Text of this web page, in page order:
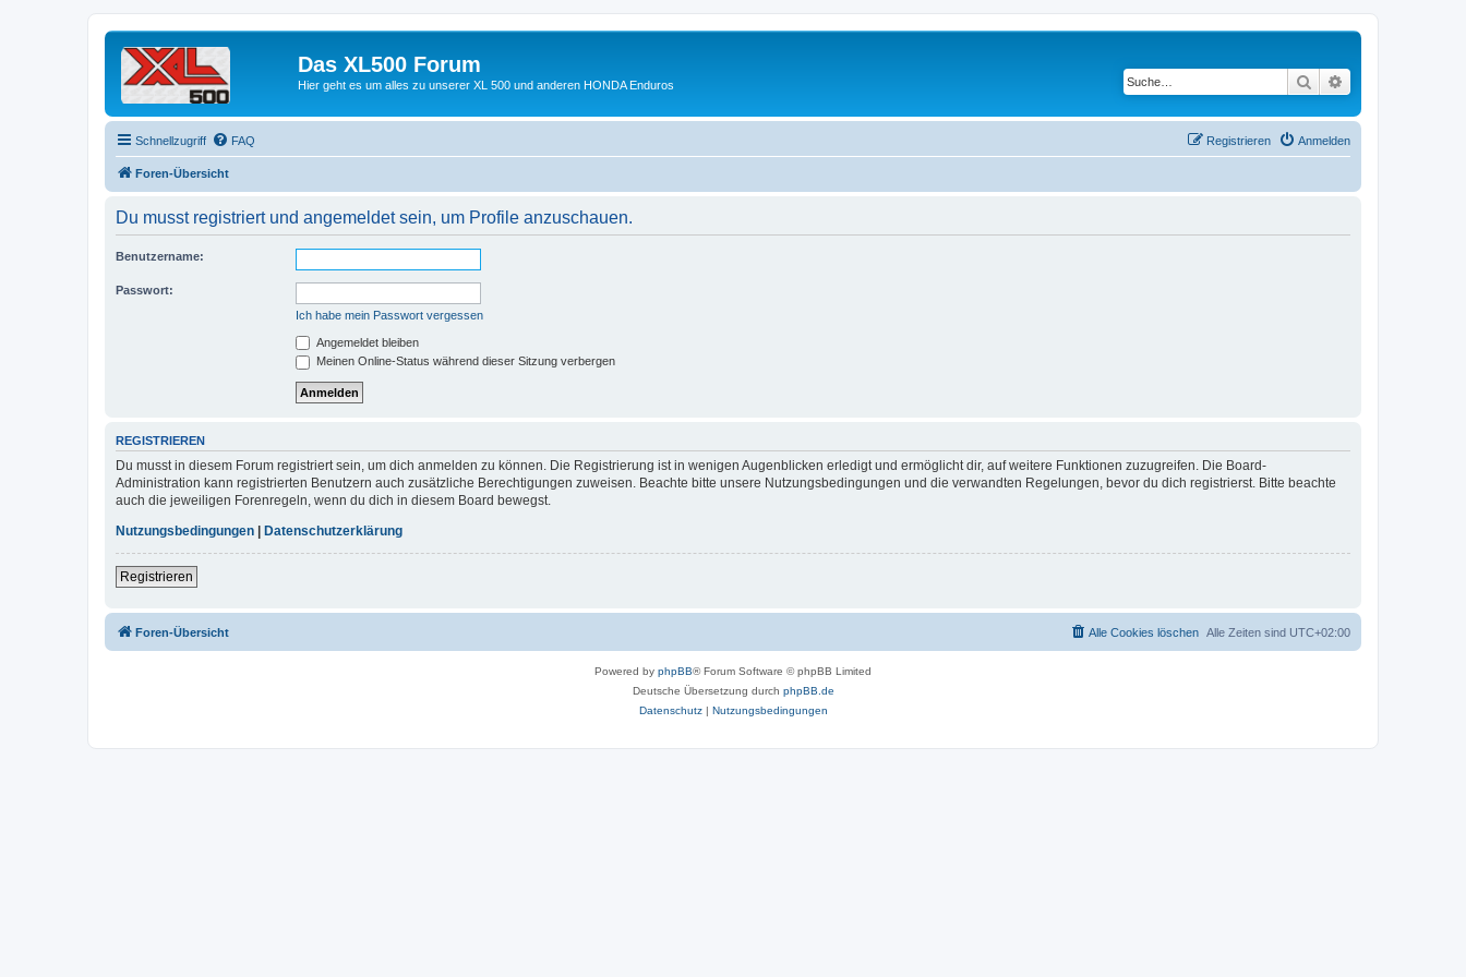
Das XL500 Forum
Hier geht es um alles zu unserer XL 500 und anderen HONDA Enduros Suche
Schnellzugriff FAQ Anmelden
Registrieren
Foren-Übersicht
Du musst registriert und angemeldet sein, um Profile anzuschauen.
Benutzername:
Passwort:
Ich habe mein Passwort vergessen
Angemeldet bleiben
Meinen Online-Status während dieser Sitzung verbergen
REGISTRIEREN
Du musst in diesem Forum registriert sein, um dich anmelden zu können. Die Registrierung ist in wenigen Augenblicken erledigt und ermöglicht dir, auf weitere Funktionen zuzugreifen. Die Board-
Administration kann registrierten Benutzern auch zusätzliche Berechtigungen zuweisen. Beachte bitte unsere Nutzungsbedingungen und die verwandten Regelungen, bevor du dich registrierst. Bitte beachte
auch die jeweiligen Forenregeln, wenn du dich in diesem Board bewegst.
Nutzungsbedingungen
Datenschutzerklärung
Registrieren
Foren-Übersicht Alle Zeiten sind UTC+02:00
Alle Cookies löschen
Powered by phpBB® Forum Software © phpBB Limited
Deutsche Übersetzung durch phpBB.de
Datenschutz| Nutzungsbedingungen